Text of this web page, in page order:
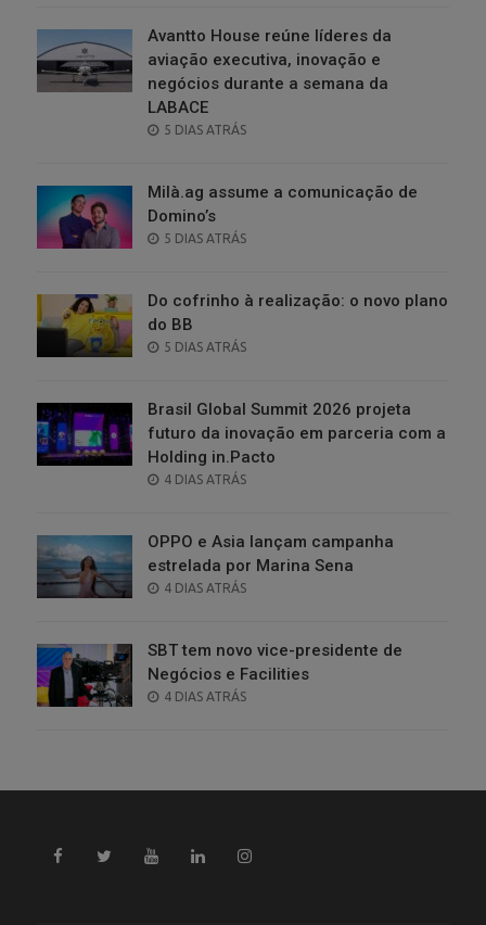
Avantto House reúne líderes da
aviação executiva, inovação e
negócios durante a semana da
LABACE
POSTED
5 DIAS ATRÁS
Milà.ag assume a comunicação de
Domino’s
POSTED
5 DIAS ATRÁS
Do cofrinho à realização: o novo plano
do BB
POSTED
5 DIAS ATRÁS
Brasil Global Summit 2026 projeta
futuro da inovação em parceria com a
Holding in.Pacto
POSTED
4 DIAS ATRÁS
OPPO e Asia lançam campanha
estrelada por Marina Sena
POSTED
4 DIAS ATRÁS
SBT tem novo vice-presidente de
Negócios e Facilities
POSTED
4 DIAS ATRÁS